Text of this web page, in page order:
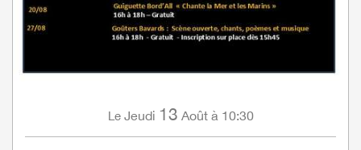
Le Jeudi 13 Août à 10:30